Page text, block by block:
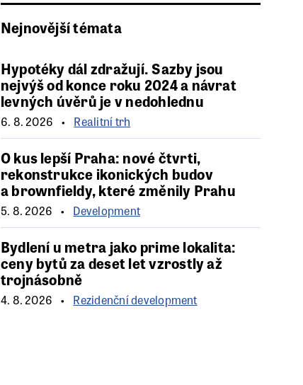
Nejnovější témata
Hypotéky dál zdražují. Sazby jsou
nejvýš od konce roku 2024 a návrat
levných úvěrů je v nedohlednu
6. 8. 2026 Realitní trh
O kus lepší Praha: nové čtvrti,
rekonstrukce ikonických budov
a brownfieldy, které změnily Prahu
5. 8. 2026 Development
Bydlení u metra jako prime lokalita:
ceny bytů za deset let vzrostly až
trojnásobně
4. 8. 2026 Rezidenční development